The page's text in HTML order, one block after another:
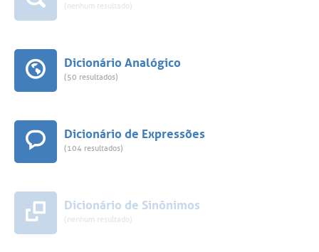
(nenhum resultado)
Dicionário Analógico
(50 resultados)
Dicionário de Expressões
(104 resultados)
Dicionário de Sinônimos
(nenhum resultado)